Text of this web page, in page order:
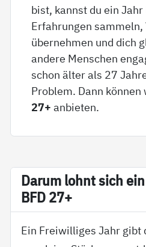
bist, kannst du ein
Erfahrungen
übernehmen und dich
andere Menschen
schon älter als 27
Problem. Dann
27+ anbieten.
Dar­um lohnt sich
BFD 27+
Ein Freiwilliges Jahr gibt